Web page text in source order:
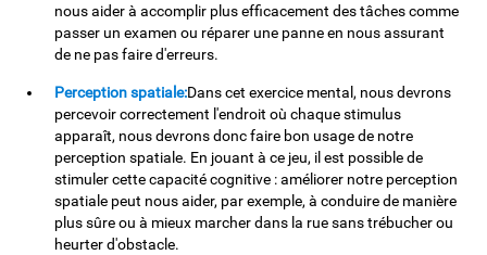
nous aider à accomplir plus efficacement des tâches comme
passer un examen ou réparer une panne en nous assurant
de ne pas faire d'erreurs.
Perception spatiale:Dans cet exercice mental, nous devrons
percevoir correctement l'endroit où chaque stimulus
apparaît, nous devrons donc faire bon usage de notre
perception spatiale. En jouant à ce jeu, il est possible de
stimuler cette capacité cognitive : améliorer notre perception
spatiale peut nous aider, par exemple, à conduire de manière
plus sûre ou à mieux marcher dans la rue sans trébucher ou
heurter d'obstacle.